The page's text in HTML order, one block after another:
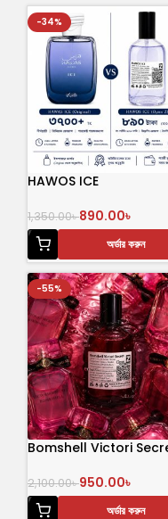
-34%
HAWOS ICE
1,350.00৳890.00৳
অর্ডার করুন
-55%
Bomshell Victori
2,100.00৳950.00৳
অর্ডার করুন